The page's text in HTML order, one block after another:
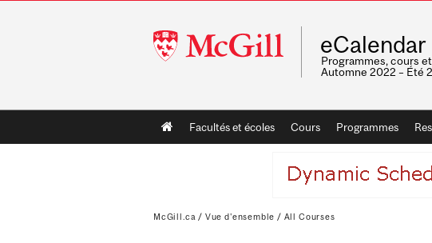
McGill
University
eCalendar
Programmes, cours
Automne 2022 – Été
Main
navigation
Facultés et écoles Cours Programmes
McGill.ca / Vue d'ensemble / All Courses